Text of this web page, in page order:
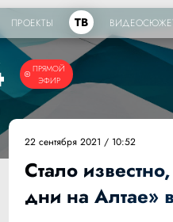
ПРОЕКТЫ ТВ
ПРЯМОЙ
ЭФИР
22 сентября 2021 / 10:52
Стало
дни на Алтае»